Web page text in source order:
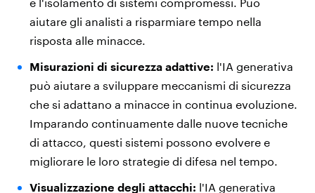
aiutare gli analisti a risparmiare tempo nella
risposta alle minacce.
Misurazioni di sicurezza adattive: l'IA generativa
può aiutare a sviluppare meccanismi di sicurezza
che si adattano a minacce in continua evoluzione.
Imparando continuamente dalle nuove tecniche
di attacco, questi sistemi possono evolvere e
migliorare le loro strategie di difesa nel tempo.
Visualizzazione degli attacchi: l'IA generativa